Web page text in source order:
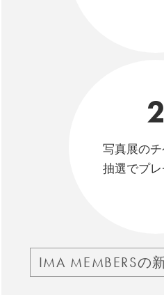
2
写真展の
抽選でプレ
IMA MEMBERSの